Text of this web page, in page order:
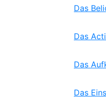
Das
Das
Das
Das